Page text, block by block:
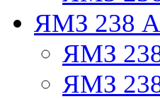
ЯМЗ 238
ЯМЗ
ЯМЗ 238